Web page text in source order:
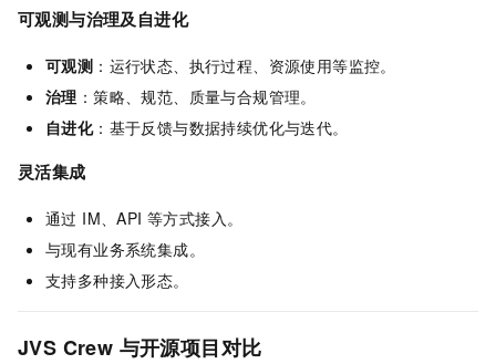
可观测与治理及自进化
可观测 ：运行状态、执行过程、资源使用等监控。
治理 ：策略、规范、质量与合规管理。
自进化：基于反馈与数据持续优化与迭代。
灵活集成
通过 IM、API 等方式接入。
与现有业务系统集成。
支持多种接入形态。
JVS Crew 与开源项目对比